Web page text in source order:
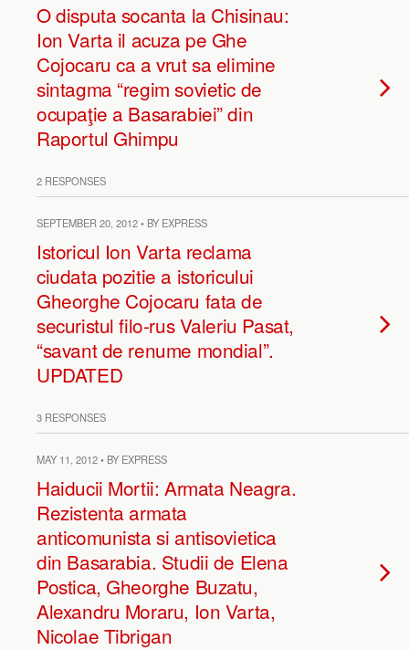
O disputa socanta la Chisinau:
Ion Varta il acuza pe Ghe
Cojocaru ca a vrut sa elimine
sintagma “regim sovietic de
ocupaţie a Basarabiei” din
Raportul Ghimpu
2 RESPONSES
SEPTEMBER 20, 2012 • BY EXPRESS
Istoricul Ion Varta reclama
ciudata pozitie a istoricului
Gheorghe Cojocaru fata de
securistul filo-rus Valeriu Pasat,
“savant de renume mondial”.
UPDATED
3 RESPONSES
MAY 11, 2012 • BY EXPRESS
Haiducii Mortii: Armata Neagra.
Rezistenta armata
anticomunista si antisovietica
din Basarabia. Studii de Elena
Postica, Gheorghe Buzatu,
Alexandru Moraru, Ion Varta,
Nicolae Tibrigan